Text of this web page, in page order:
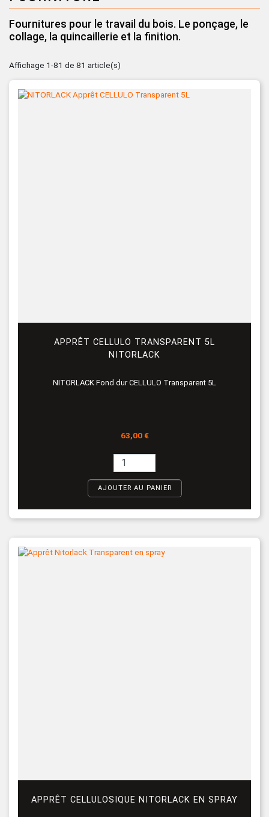
Fournitures pour le travail du bois. Le ponçage, le
collage, la quincaillerie et la finition.
Affichage 1-81 de 81 article(s)
APPRÊT CELLULO TRANSPARENT 5L
NITORLACK
NITORLACK Fond dur CELLULO Transparent 5L
Prix
63,00 €
AJOUTER AU PANIER
APPRÊT CELLULOSIQUE NITORLACK EN SPRAY